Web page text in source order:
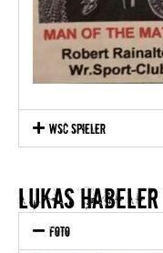
WSC Spieler
Lukas Habeler
Foto